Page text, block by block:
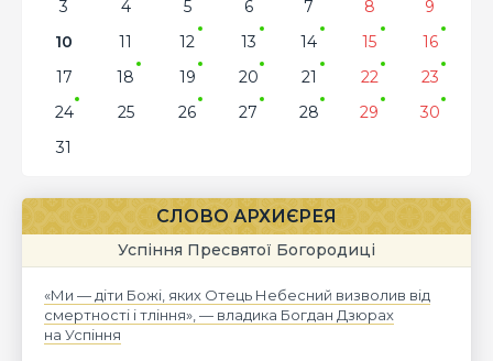
3
4 5 6 7 8
9
10
11 12 13 14 15
16
17
18 19 20 21 22
23
24
25 26 27 28 29
30
31
СЛОВО АРХИЄРЕЯ
Успіння Пресвятої Богородиці
«Ми — діти Божі, яких Отець Небесний визволив від
смертності і тління», — владика Богдан Дзюрах
на Успіння